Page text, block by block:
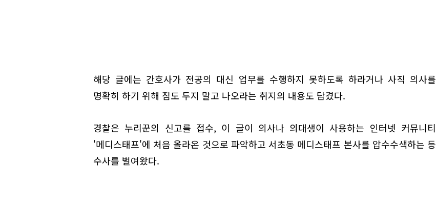
해당 글에는 간호사가 전공의 대신 업무를 수행하지 못하도록 하라거나 사직 의사를
명확히 하기 위해 짐도 두지 말고 나오라는 취지의 내용도 담겼다.
경찰은 누리꾼의 신고를 접수, 이 글이 의사나 의대생이 사용하는 인터넷 커뮤니티
'메디스태프'에 처음 올라온 것으로 파악하고 서초동 메디스태프 본사를 압수수색하는 등
수사를 벌여왔다.